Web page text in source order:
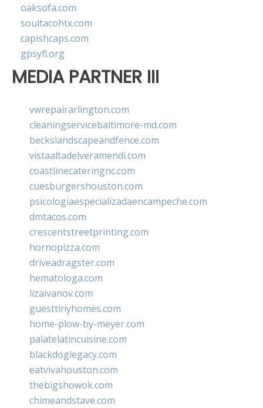
oaksofa.com
soultacohtx.com
capishcaps.com
gpsyfl.org
MEDIA PARTNER III
vwrepairarlington.com
cleaningservicebaltimore-md.com
beckslandscapeandfence.com
vistaaltadelveramendi.com
coastlinecateringnc.com
cuesburgershouston.com
psicologiaespecializadaencampeche.com
dmtacos.com
crescentstreetprinting.com
hornopizza.com
driveadragster.com
hematologa.com
lizaivanov.com
guesttinyhomes.com
home-plow-by-meyer.com
palatelatincuisine.com
blackdoglegacy.com
eatvivahouston.com
thebigshowok.com
chimeandstave.com